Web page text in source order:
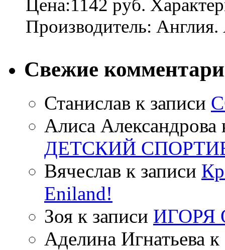
Цена:1142 руб.
Производитель:
Свежие
Станислав к записи
Алиса Александрова
ДЕТСКИЙ
Вячеслав к записи
Eniland!
Зоя к записи ИГОРЯ
Аделина Игнатьева к